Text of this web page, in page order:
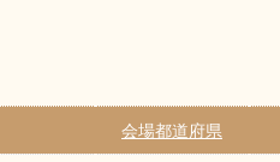
会場都道府県